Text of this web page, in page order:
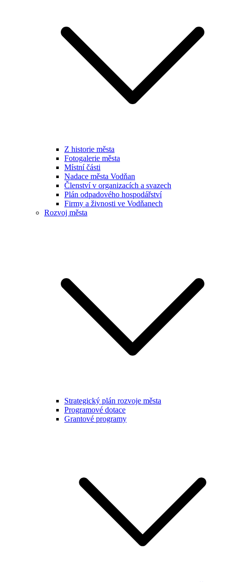
Z historie města
Fotogalerie města
Místní části
Nadace města Vodňan
Členství v organizacích a svazech
Plán odpadového hospodářství
Firmy a živnosti ve Vodňanech
Rozvoj města
Strategický plán rozvoje města
Programové dotace
Grantové programy